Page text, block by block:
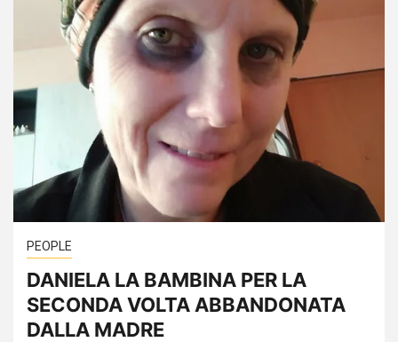
PEOPLE
DANIELA LA BAMBINA PER LA
SECONDA VOLTA ABBANDONATA
DALLA MADRE